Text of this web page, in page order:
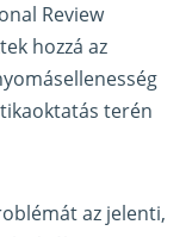
Review
hozzá az
terén
az jelenti,